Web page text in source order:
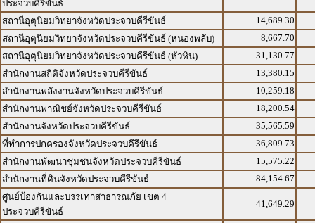
ประจวบคีรีขันธ์
สถานีอุตุนิยมวิทยาจังหวัดประจวบคีรีขันธ์
14,689.30
สถานีอุตุนิยมวิทยาจังหวัดประจวบคีรีขันธ์ (หนองพลับ)
8,667.70
สถานีอุตุนิยมวิทยาจังหวัดประจวบคีรีขันธ์ (หัวหิน)
31,130.77
สำนักงานสถิติจังหวัดประจวบคีรีขันธ์
13,380.15
สำนักงานพลังงานจังหวัดประจวบคีรีขันธ์
10,259.18
สำนักงานพาณิชย์จังหวัดประจวบคีรีขันธ์
18,200.54
สำนักงานจังหวัดประจวบคีรีขันธ์
35,565.59
ที่ทำการปกครองจังหวัดประจวบคีรีขันธ์
36,809.73
สำนักงานพัฒนาชุมชนจังหวัดประจวบคีรีขันธ์
15,575.22
สำนักงานที่ดินจังหวัดประจวบคีรีขันธ์
84,154.67
ศูนย์ป้องกันและบรรเทาสาธารณภัย เขต 4
ประจวบคีรีขันธ์
41,649.29